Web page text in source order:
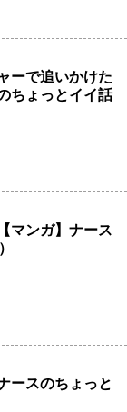
ーで追いかけた
ちょっとイイ話
マンガ】ナース
ースのちょっと